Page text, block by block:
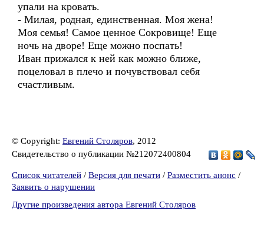
упали на кровать.
- Милая, родная, единственная. Моя жена!
Моя семья! Самое ценное Сокровище! Еще
ночь на дворе! Еще можно поспать!
Иван прижался к ней как можно ближе,
поцеловал в плечо и почувствовал себя
счастливым.
© Copyright: Евгений Столяров, 2012
Свидетельство о публикации №212072400804
Список читателей / Версия для печати / Разместить анонс /
Заявить о нарушении
Другие произведения автора Евгений Столяров